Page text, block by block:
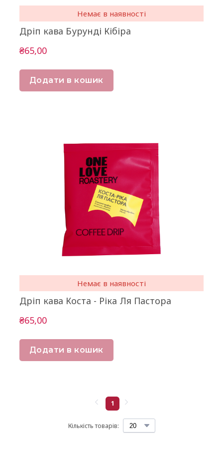
Немає в наявності
Дріп кава Бурунді Кібіра
₴65,00
Додати в кошик
Немає в наявності
Дріп кава Коста - Ріка Ля Пастора
₴65,00
Додати в кошик
Кількість товарів:
1